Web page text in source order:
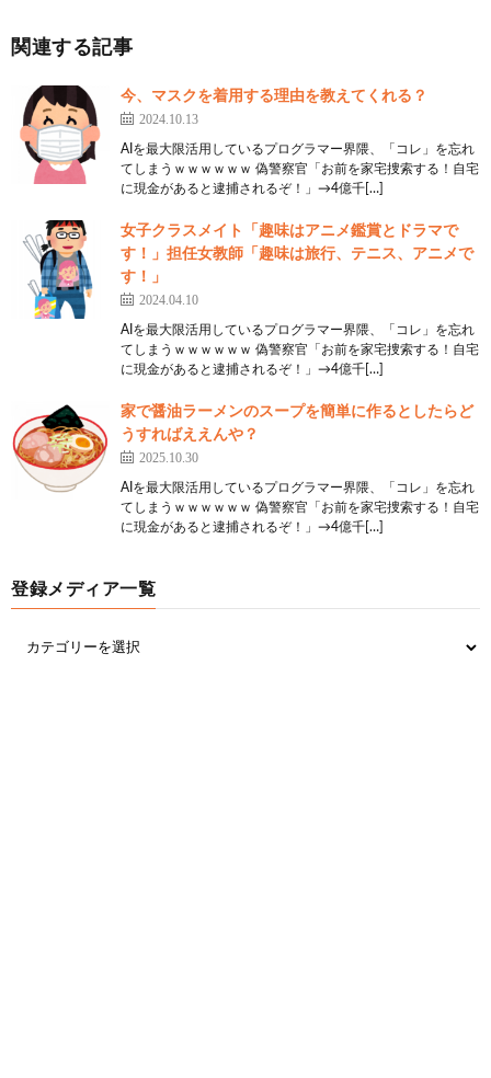
関連する記事
今、マスクを着用する理由を教えてくれる？
2024.10.13
AIを最大限活用しているプログラマー界隈、「コレ」を忘れ
てしまうｗｗｗｗｗｗ 偽警察官「お前を家宅捜索する！自宅
に現金があると逮捕されるぞ！」→4億千[…]
女子クラスメイト「趣味はアニメ鑑賞とドラマで
す！」担任女教師「趣味は旅行、テニス、アニメで
す！」
2024.04.10
AIを最大限活用しているプログラマー界隈、「コレ」を忘れ
てしまうｗｗｗｗｗｗ 偽警察官「お前を家宅捜索する！自宅
に現金があると逮捕されるぞ！」→4億千[…]
家で醤油ラーメンのスープを簡単に作るとしたらど
うすればええんや？
2025.10.30
AIを最大限活用しているプログラマー界隈、「コレ」を忘れ
てしまうｗｗｗｗｗｗ 偽警察官「お前を家宅捜索する！自宅
に現金があると逮捕されるぞ！」→4億千[…]
登録メディア一覧